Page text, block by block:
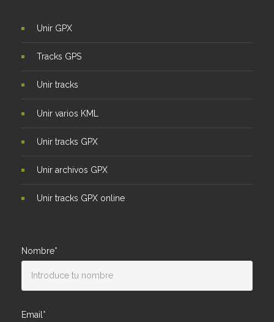
Unir GPX
Tracks GPS
Unir tracks
Unir varios KML
Unir tracks GPX
Unir archivos GPX
Unir tracks GPX online
Nombre*
Email*